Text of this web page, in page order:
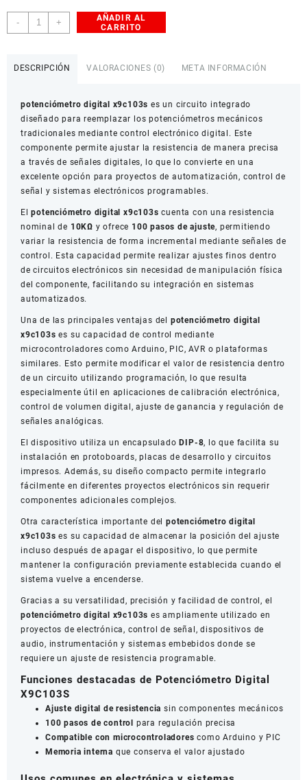
-
Potenciómetro
Digital
Encapsulado
DIP-
8
cantidad
+
AÑADIR AL
CARRITO
DESCRIPCIÓN VALORACIONES (0) META INFORMACIÓN
potenciómetro digital x9c103s es un circuito integrado
diseñado para reemplazar los potenciómetros mecánicos
tradicionales mediante control electrónico digital. Este
componente permite ajustar la resistencia de manera precisa
a través de señales digitales, lo que lo convierte en una
excelente opción para proyectos de automatización, control de
señal y sistemas electrónicos programables.
Elpotenciómetro digital x9c103s cuenta con una resistencia
nominal de 10KΩ y ofrece 100 pasos de ajuste, permitiendo
variar la resistencia de forma incremental mediante señales de
control. Esta capacidad permite realizar ajustes finos dentro
de circuitos electrónicos sin necesidad de manipulación física
del componente, facilitando su integración en sistemas
automatizados.
Una de las principales ventajas del potenciómetro digital
x9c103s es su capacidad de control mediante
microcontroladores como Arduino, PIC, AVR o plataformas
similares. Esto permite modificar el valor de resistencia dentro
de un circuito utilizando programación, lo que resulta
especialmente útil en aplicaciones de calibración electrónica,
control de volumen digital, ajuste de ganancia y regulación de
señales analógicas.
El dispositivo utiliza un encapsulado DIP-8, lo que facilita su
instalación en protoboards, placas de desarrollo y circuitos
impresos. Además, su diseño compacto permite integrarlo
fácilmente en diferentes proyectos electrónicos sin requerir
componentes adicionales complejos.
Otra característica importante del potenciómetro digital
x9c103s es su capacidad de almacenar la posición del ajuste
incluso después de apagar el dispositivo, lo que permite
mantener la configuración previamente establecida cuando el
sistema vuelve a encenderse.
Gracias a su versatilidad, precisión y facilidad de control, el
potenciómetro digital x9c103s es ampliamente utilizado en
proyectos de electrónica, control de señal, dispositivos de
audio, instrumentación y sistemas embebidos donde se
requiere un ajuste de resistencia programable.
Funciones destacadas de Potenciómetro Digital
X9C103S
Ajuste digital de resistencia sin componentes mecánicos
100 pasos de control
para regulación precisa
Compatible con microcontroladores como Arduino y PIC
Memoria interna que conserva el valor ajustado